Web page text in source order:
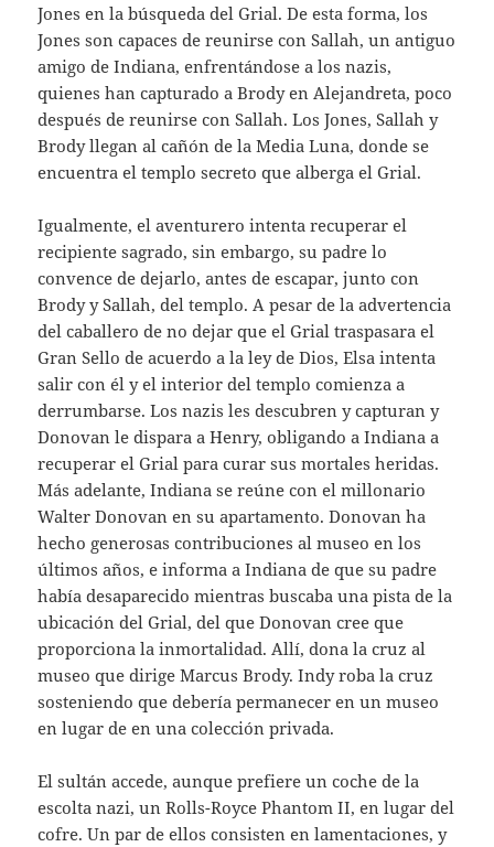
Jones en la búsqueda del Grial. De esta forma, los
Jones son capaces de reunirse con Sallah, un antiguo
amigo de Indiana, enfrentándose a los nazis,
quienes han capturado a Brody en Alejandreta, poco
después de reunirse con Sallah. Los Jones, Sallah y
Brody llegan al cañón de la Media Luna, donde se
encuentra el templo secreto que alberga el Grial.
Igualmente, el aventurero intenta recuperar el
recipiente sagrado, sin embargo, su padre lo
convence de dejarlo, antes de escapar, junto con
Brody y Sallah, del templo. A pesar de la advertencia
del caballero de no dejar que el Grial traspasara el
Gran Sello de acuerdo a la ley de Dios, Elsa intenta
salir con él y el interior del templo comienza a
derrumbarse. Los nazis les descubren y capturan y
Donovan le dispara a Henry, obligando a Indiana a
recuperar el Grial para curar sus mortales heridas.
Más adelante, Indiana se reúne con el millonario
Walter Donovan en su apartamento. Donovan ha
hecho generosas contribuciones al museo en los
últimos años, e informa a Indiana de que su padre
había desaparecido mientras buscaba una pista de la
ubicación del Grial, del que Donovan cree que
proporciona la inmortalidad. Allí, dona la cruz al
museo que dirige Marcus Brody. Indy roba la cruz
sosteniendo que debería permanecer en un museo
en lugar de en una colección privada.
El sultán accede, aunque prefiere un coche de la
escolta nazi, un Rolls-Royce Phantom II, en lugar del
cofre. Un par de ellos consisten en lamentaciones, y